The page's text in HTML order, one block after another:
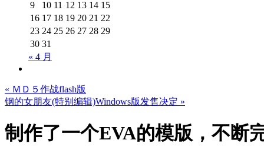
9
10 11 12 13 14 15
16 17 18 19 20 21 22
23 24 25 26 27 28 29
30 31
« 4 月
« ＭＤ５作战flash版
钢的女朋友(特别编辑)Windows版发售决定 »
制作了一个EVA的模版，不断